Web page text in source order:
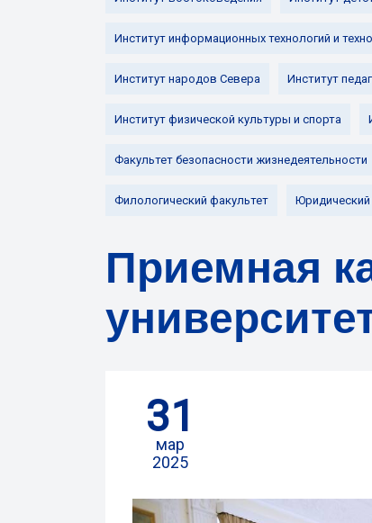
Институт информационных технологий и
Институт народов Севера Институт
Институт физической культуры и спорта
Факультет безопасности жизнедеятельности
Филологический факультет Юридический
Приемная
31
мар
2025